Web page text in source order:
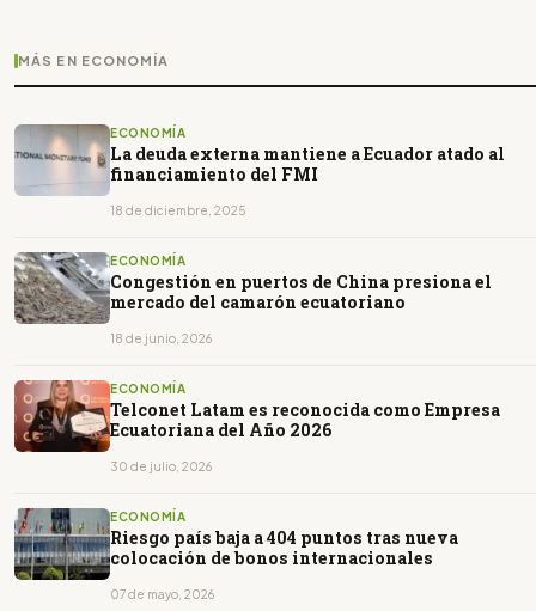
MÁS EN ECONOMÍA
ECONOMÍA
La deuda externa mantiene a Ecuador atado al
financiamiento del FMI
18 de diciembre, 2025
ECONOMÍA
Congestión en puertos de China presiona el
mercado del camarón ecuatoriano
18 de junio, 2026
ECONOMÍA
Telconet Latam es reconocida como Empresa
Ecuatoriana del Año 2026
30 de julio, 2026
ECONOMÍA
Riesgo país baja a 404 puntos tras nueva
colocación de bonos internacionales
07 de mayo, 2026